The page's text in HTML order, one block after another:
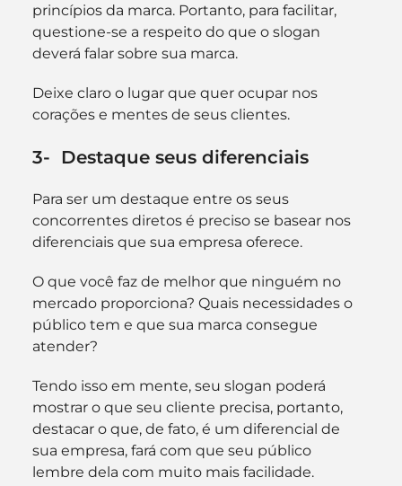
princípios da marca. Portanto, para facilitar,
questione-se a respeito do que o slogan
deverá falar sobre sua marca.
Deixe claro o lugar que quer ocupar nos
corações e mentes de seus clientes.
3-  Destaque seus diferenciais
Para ser um destaque entre os seus
concorrentes diretos é preciso se basear nos
diferenciais que sua empresa oferece.
O que você faz de melhor que ninguém no
mercado proporciona? Quais necessidades o
público tem e que sua marca consegue
atender?
Tendo isso em mente, seu slogan poderá
mostrar o que seu cliente precisa, portanto,
destacar o que, de fato, é um diferencial de
sua empresa, fará com que seu público
lembre dela com muito mais facilidade.